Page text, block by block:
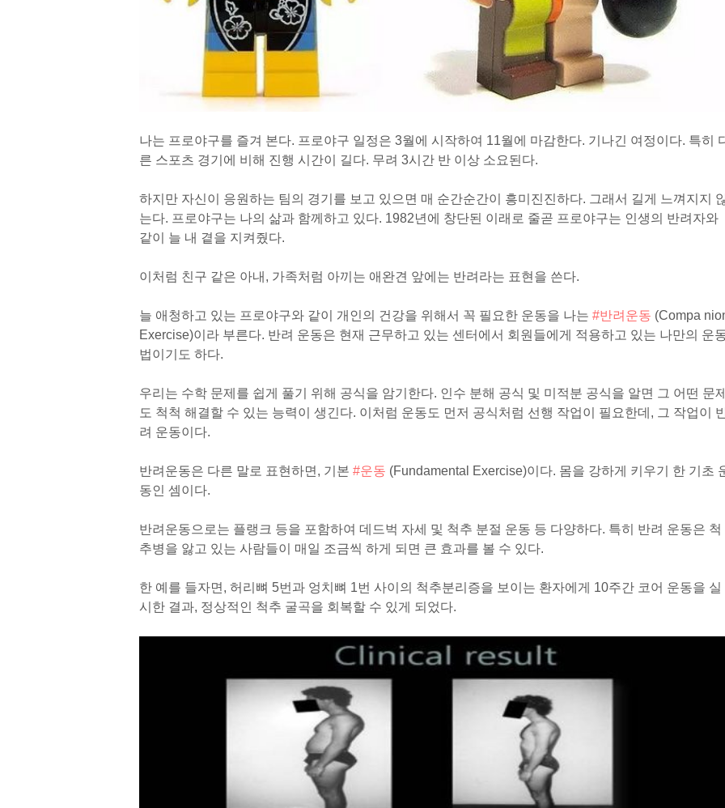
나는 프로야구를 즐겨 본다. 프로야구 일정은 3월에 시작하여 11월에 마감한다. 기나긴 여정이다. 특히
른 스포츠 경기에 비해 진행 시간이 길다. 무려 3시간 반 이상 소요된다.
하지만 자신이 응원하는 팀의 경기를 보고 있으면 매 순간순간이 흥미진진하다. 그래서 길게 느껴지지
는다. 프로야구는 나의 삶과 함께하고 있다. 1982년에 창단된 이래로 줄곧 프로야구는 인생의 반려자와
같이 늘 내 곁을 지켜줬다.
이처럼 친구 같은 아내, 가족처럼 아끼는 애완견 앞에는 반려라는 표현을 쓴다.
늘 애청하고 있는 프로야구와 같이 개인의 건강을 위해서 꼭 필요한 운동을 나는 #반려운동 (Compa
Exercise)이라 부른다. 반려 운동은 현재 근무하고 있는 센터에서 회원들에게 적용하고 있는 나만의 운
법이기도 하다.
우리는 수학 문제를 쉽게 풀기 위해 공식을 암기한다. 인수 분해 공식 및 미적분 공식을 알면 그 어떤 문제
도 척척 해결할 수 있는 능력이 생긴다. 이처럼 운동도 먼저 공식처럼 선행 작업이 필요한데, 그 작업이
려 운동이다.
반려운동은 다른 말로 표현하면, 기본 #운동 (Fundamental Exercise)이다. 몸을 강하게 키우기 한 기초
동인 셈이다.
반려운동으로는 플랭크 등을 포함하여 데드벅 자세 및 척추 분절 운동 등 다양하다. 특히 반려 운동은 척
추병을 앓고 있는 사람들이 매일 조금씩 하게 되면 큰 효과를 볼 수 있다.
한 예를 들자면, 허리뼈 5번과 엉치뼈 1번 사이의 척추분리증을 보이는 환자에게 10주간 코어 운동을 실
시한 결과, 정상적인 척추 굴곡을 회복할 수 있게 되었다.